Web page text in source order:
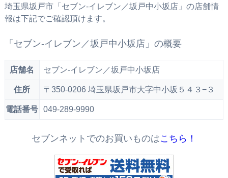
埼玉県坂戸市「セブン‐イレブン／坂戸中小坂店」の店舗情
報は下記でご確認頂けます。
「セブン‐イレブン／坂戸中小坂店」の概要
店舗名 セブン‐イレブン／坂戸中小坂店
住所 〒350-0206 埼玉県坂戸市大字中小坂５４３−３
電話番号 049-289-9990
セブンネットでのお買いものはこちら！